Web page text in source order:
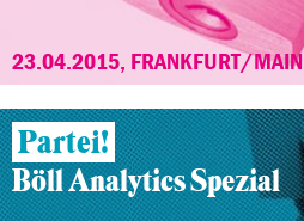
23.04.2015, FRANKFURT/MAIN
Partei!
Böll Analytics Spezial